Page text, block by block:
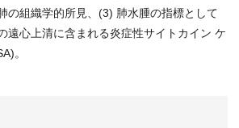
の組織学的所見、(3) 肺水腫の指標として
遠心上清に含まれる炎症性サイトカイン ケ
。